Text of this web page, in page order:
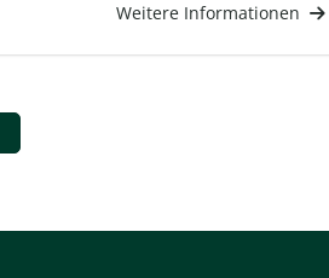
Weitere Informationen